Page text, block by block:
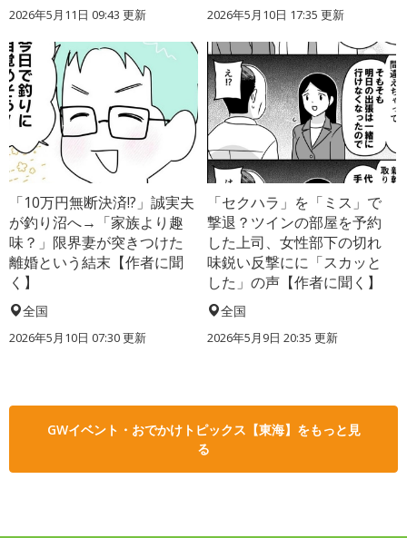
2026年5月11日 09:43 更新 2026年5月10日 17:35 更新
「10万円無断決済!?」誠実夫
が釣り沼へ→「家族より趣
味？」限界妻が突きつけた
離婚という結末【作者に聞
く】
全国
2026年5月10日 07:30 更新
「セクハラ」を「ミス」で
撃退？ツインの部屋を予約
した上司、女性部下の切れ
味鋭い反撃にに「スカッと
した」の声【作者に聞く】
全国
2026年5月9日 20:35 更新
GWイベント・おでかけトピックス【東海】をもっと見
る